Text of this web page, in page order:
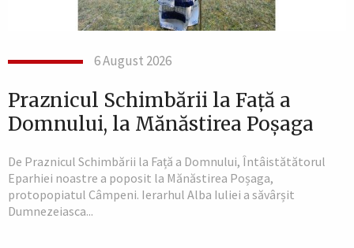
6 August 2026
Praznicul Schimbării la Față a
Domnului, la Mănăstirea Poșaga
De Praznicul Schimbării la Față a Domnului, Întâistătătorul
Eparhiei noastre a poposit la Mănăstirea Poșaga,
protopopiatul Câmpeni. Ierarhul Alba Iuliei a săvârșit
Dumnezeiasca...